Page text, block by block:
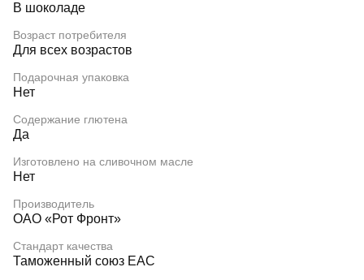
В шоколаде
Возраст потребителя
Для всех возрастов
Подарочная упаковка
Нет
Содержание глютена
Да
Изготовлено на сливочном масле
Нет
Производитель
ОАО «Рот Фронт»
Стандарт качества
Таможенный союз EAC